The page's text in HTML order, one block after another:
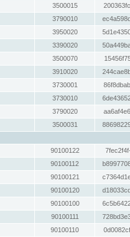
3500015
3790010
3950020
3390020
3500070
3910020
3730001
3730010
3790020
3500031
90100122
90100112
90100121
90100120
90100100
90100111
90100110